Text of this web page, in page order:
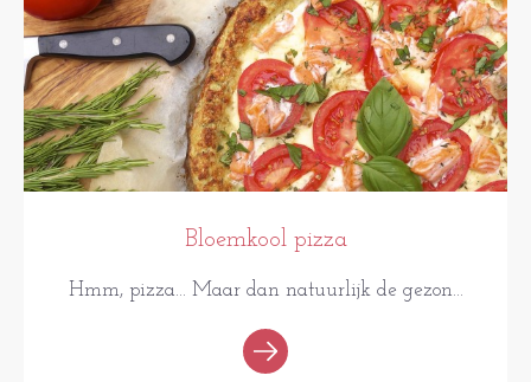
Bloemkool pizza
Hmm, pizza... Maar dan natuurlijk de gezon...